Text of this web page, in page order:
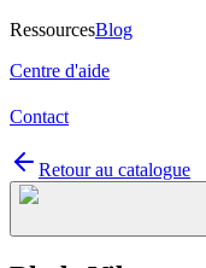
RessourcesBlog
Centre d'aide
Contact
Retour au catalogue